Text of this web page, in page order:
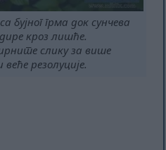
бујног грма док сунчева
кроз лишће.
слику за више
резолуције.